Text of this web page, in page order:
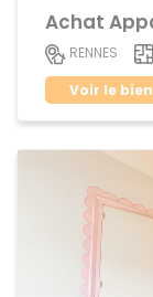
RENNES
Voir le bien